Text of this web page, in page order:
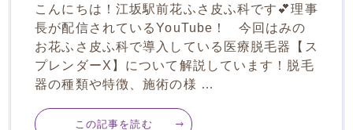
こんにちは！江坂駅前花ふさ皮ふ科です💕理事
長が配信されているYouTube！ 今回はみの
お花ふさ皮ふ科で導入している医療脱毛器【ス
プレンダーX】について解説しています！脱毛
器の種類や特徴、施術の様 …
この記事を読む